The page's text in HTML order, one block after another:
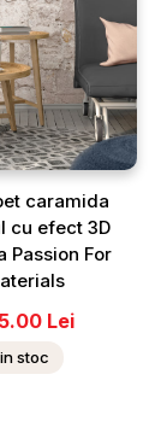
caramida
cu efect 3D
Passion For
Lei
in stoc